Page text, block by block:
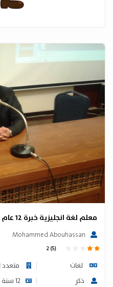
معلم لغة انجليزية خبرة 12 عام
Mohammed Abouhassan
2 (5)
لغات متعدد
ذكر
12 سنة خبرة